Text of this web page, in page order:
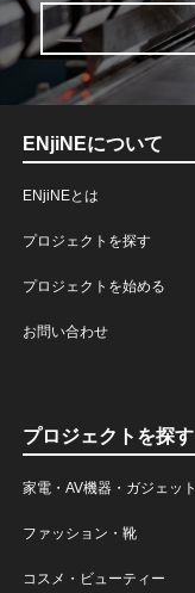
ENjiNEについて
ENjiNEとは
プロジェクトを探す
プロジェクトを始める
お問い合わせ
プロジェクトを探す
家電・AV機器・ガジェット
ファッション・靴
コスメ・ビューティー